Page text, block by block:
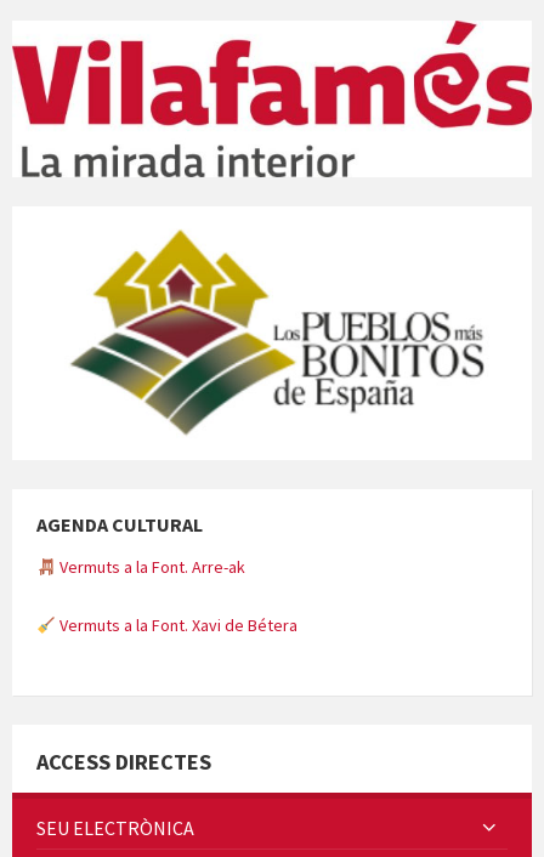
AGENDA CULTURAL
Vermuts a la Font. Arre-ak
Vermuts a la Font. Xavi de Bétera
ACCESS DIRECTES
SEU ELECTRÒNICA